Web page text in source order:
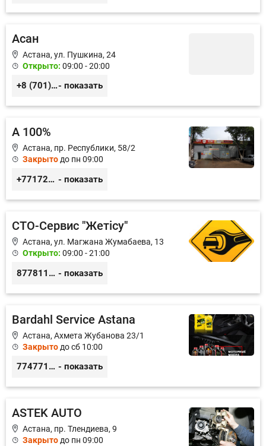
Асан
Астана, ул. Пушкина, 24
Открыто: 09:00 - 20:00
+8 (701) 914-88-02, +8 (701) 913-06-08- показать
А 100%
Астана, пр. Республики, 58/2
Закрытодо пн 09:00
+77172395101 - показать
СТО-Сервис "Жетiсу"
Астана, ул. Магжана Жумабаева, 13
Открыто: 09:00 - 21:00
87781117885 - показать
Bardahl Service Astana
Астана, Ахмета Жубанова 23/1
Закрыто до сб 10:00
77477104703 - показать
ASTEK AUTO
Астана, пр. Тлендиева, 9
Закрыто до пн 09:00